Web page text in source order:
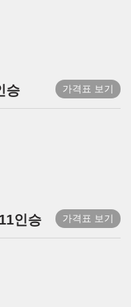
승 가격표 보기
인승 가격표 보기